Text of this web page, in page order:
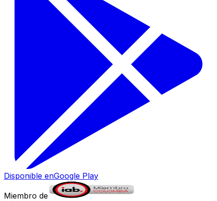
Disponible enGoogle Play
Miembro de